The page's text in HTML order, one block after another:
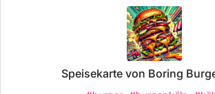
Speisekarte von Boring